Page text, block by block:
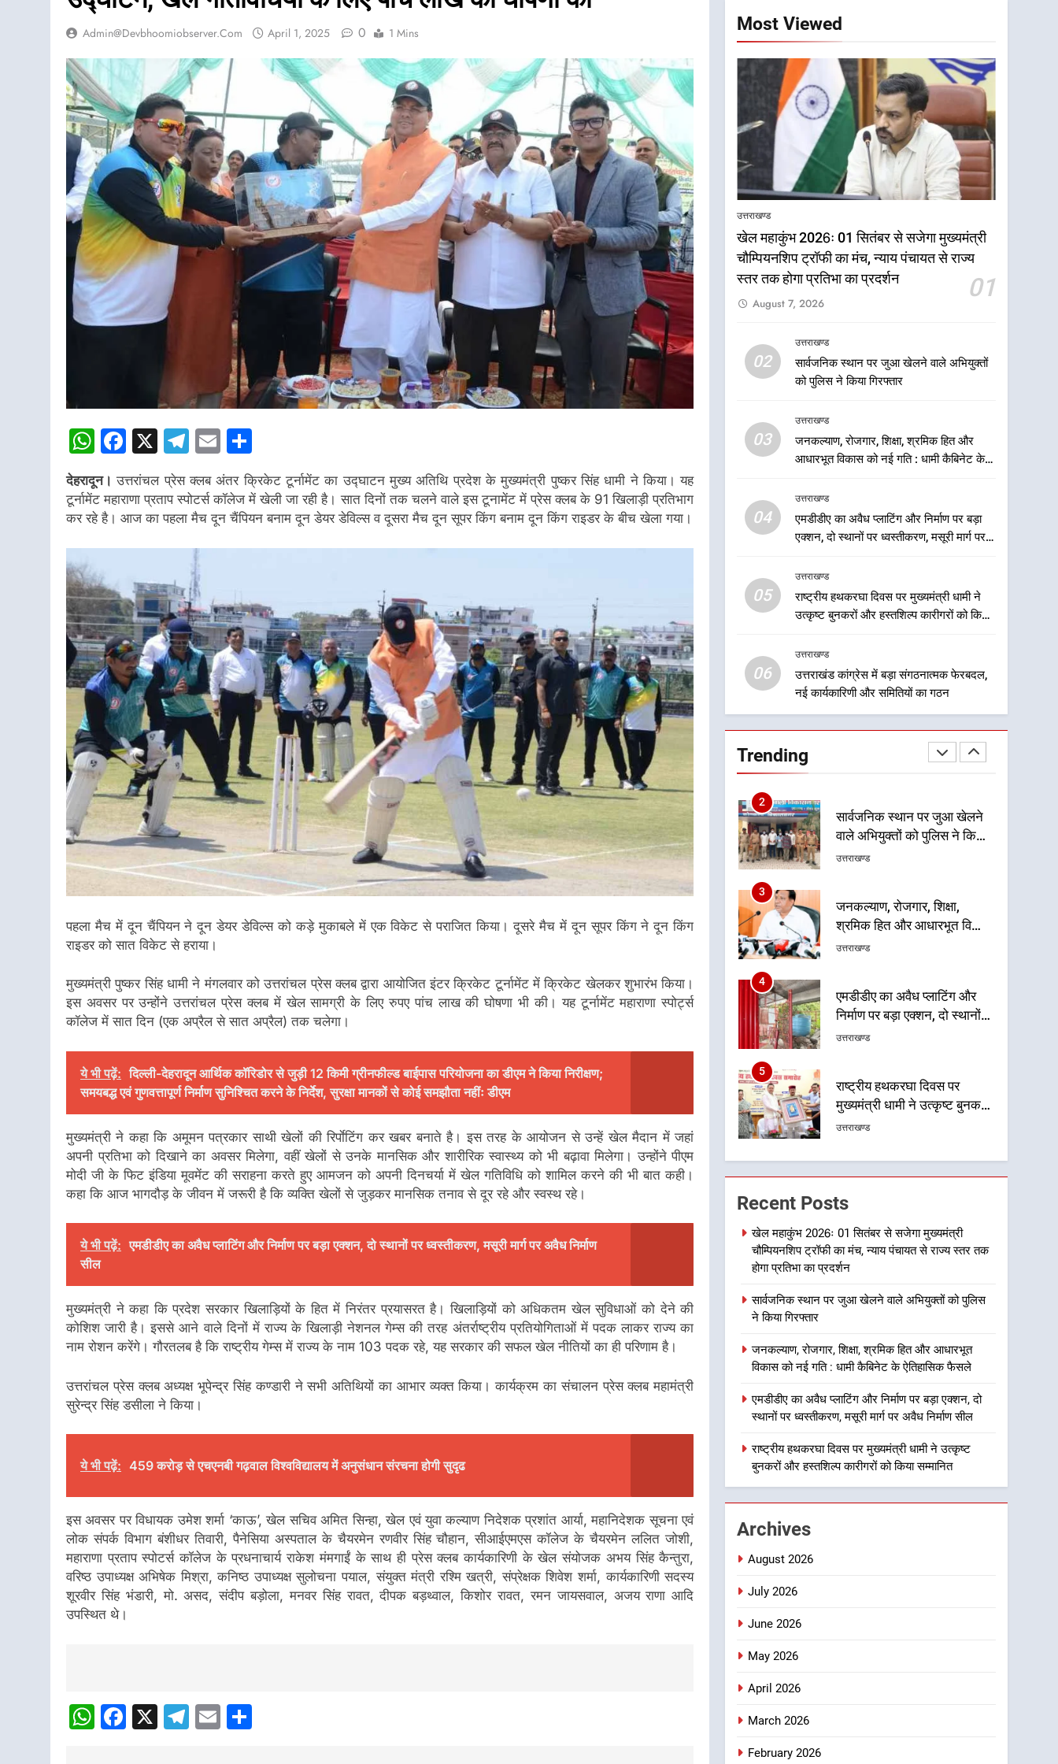
Admin@devbhoomiobserver.com April 1, 2025 0 1 Mins
WhatsApp
Facebook
X Telegram
Email
देहरादून। उत्तरांचल प्रेस क्लब अंतर क्रिकेट टूर्नामेंट का उद्घाटन मुख्य अतिथि प्रदेश के मुख्यमंत्री पुष्कर सिंह धामी ने किया। यह
टूर्नामेंट महाराणा प्रताप स्पोटर्स कॉलेज में खेली जा रही है। सात दिनों तक चलने वाले इस टूनामेंट में प्रेस क्लब के 91 खिलाड़ी प्रतिभाग
कर रहे है। आज का पहला मैच दून चैंपियन बनाम दून डेयर डेविल्स व दूसरा मैच दून सूपर किंग बनाम दून किंग राइडर के बीच खेला गया।
पहला मैच में दून चैंपियन ने दून डेयर डेविल्स को कड़े मुकाबले में एक विकेट से पराजित किया। दूसरे मैच में दून सूपर किंग ने दून किंग
राइडर को सात विकेट से हराया।
मुख्यमंत्री पुष्कर सिंह धामी ने मंगलवार को उत्तरांचल प्रेस क्लब द्वारा आयोजित इंटर क्रिकेट टूर्नामेंट में क्रिकेट खेलकर शुभारंभ किया।
इस अवसर पर उन्होंने उत्तरांचल प्रेस क्लब में खेल सामग्री के लिए रुपए पांच लाख की घोषणा भी की। यह टूर्नामेंट महाराणा स्पोर्ट्स
कॉलेज में सात दिन (एक अप्रैल से सात अप्रैल) तक चलेगा।
ये भी पढ़ें: दिल्ली-देहरादून आर्थिक कॉरिडोर से जुड़ी 12 किमी ग्रीनफील्ड बाईपास परियोजना का डीएम ने किया निरीक्षण;
समयबद्ध एवं गुणवत्तापूर्ण निर्माण सुनिश्चित करने के निर्देश, सुरक्षा मानकों से कोई समझौता नहींः डीएम
मुख्यमंत्री ने कहा कि अमूमन पत्रकार साथी खेलों की रिर्पाेटिंग कर खबर बनाते है। इस तरह के आयोजन से उन्हें खेल मैदान में जहां
अपनी प्रतिभा को दिखाने का अवसर मिलेगा, वहीं खेलों से उनके मानसिक और शारीरिक स्वास्थ्य को भी बढ़ावा मिलेगा। उन्होंने पीएम
मोदी जी के फिट इंडिया मूवमेंट की सराहना करते हुए आमजन को अपनी दिनचर्या में खेल गतिविधि को शामिल करने की भी बात कही।
कहा कि आज भागदौड़ के जीवन में जरूरी है कि व्यक्ति खेलों से जुड़कर मानसिक तनाव से दूर रहे और स्वस्थ रहे।
ये भी पढ़ें: एमडीडीए का अवैध प्लाटिंग और निर्माण पर बड़ा एक्शन, दो स्थानों पर ध्वस्तीकरण, मसूरी मार्ग पर अवैध निर्माण
सील
मुख्यमंत्री ने कहा कि प्रदेश सरकार खिलाड़ियों के हित में निरंतर प्रयासरत है। खिलाड़ियों को अधिकतम खेल सुविधाओं को देने की
कोशिश जारी है। इससे आने वाले दिनों में राज्य के खिलाड़ी नेशनल गेम्स की तरह अंतर्राष्ट्रीय प्रतियोगिताओं में पदक लाकर राज्य का
नाम रोशन करेंगे। गौरतलब है कि राष्ट्रीय गेम्स में राज्य के नाम 103 पदक रहे, यह सरकार की सफल खेल नीतियों का ही परिणाम है।
उत्तरांचल प्रेस क्लब अध्यक्ष भूपेन्द्र सिंह कण्डारी ने सभी अतिथियों का आभार व्यक्त किया। कार्यक्रम का संचालन प्रेस क्लब महामंत्री
सुरेन्द्र सिंह डसीला ने किया।
ये भी पढ़ें: 459 करोड़ से एचएनबी गढ़वाल विश्वविद्यालय में अनुसंधान संरचना होगी सुदृढ
इस अवसर पर विधायक उमेश शर्मा ‘काऊ’, खेल सचिव अमित सिन्हा, खेल एवं युवा कल्याण निदेशक प्रशांत आर्या, महानिदेशक सूचना एवं
लोक संपर्क विभाग बंशीधर तिवारी, पैनेसिया अस्पताल के चैयरमेन रणवीर सिंह चौहान, सीआईएमएस कॉलेज के चैयरमेन ललित जोशी,
महाराणा प्रताप स्पोटर्स कॉलेज के प्रधनाचार्य राकेश मंमगाईं के साथ ही प्रेस क्लब कार्यकारिणी के खेल संयोजक अभय सिंह कैन्तुरा,
वरिष्ठ उपाध्यक्ष अभिषेक मिश्रा, कनिष्ठ उपाध्यक्ष सुलोचना पयाल, संयुक्त मंत्री रश्मि खत्री, संप्रेक्षक शिवेश शर्मा, कार्यकारिणी सदस्य
शूरवीर सिंह भंडारी, मो. असद, संदीप बड़ोला, मनवर सिंह रावत, दीपक बड़थ्वाल, किशोर रावत, रमन जायसवाल, अजय राणा आदि
उपस्थित थे।
Navigation
WhatsApp
Facebook
X Telegram
Email
Most Viewed
उत्तराखण्ड
खेल महाकुंभ 2026ः 01 सितंबर से सजेगा मुख्यमंत्री
चौम्पियनशिप ट्रॉफी का मंच, न्याय पंचायत से राज्य
स्तर तक होगा प्रतिभा का प्रदर्शन
01
August 7, 2026
02
उत्तराखण्ड
सार्वजनिक स्थान पर जुआ खेलने वाले अभियुक्तों
को पुलिस ने किया गिरफ्तार
03
उत्तराखण्ड
जनकल्याण, रोजगार, शिक्षा, श्रमिक हित और
आधारभूत विकास को नई गति : धामी कैबिनेट के
04
उत्तराखण्ड
एमडीडीए का अवैध प्लाटिंग और निर्माण पर बड़ा
एक्शन, दो स्थानों पर ध्वस्तीकरण, मसूरी मार्ग पर
05
उत्तराखण्ड
राष्ट्रीय हथकरघा दिवस पर मुख्यमंत्री धामी ने
उत्कृष्ट बुनकरों और हस्तशिल्प कारीगरों को किया
06
उत्तराखण्ड
उत्तराखंड कांग्रेस में बड़ा संगठनात्मक फेरबदल,
नई कार्यकारिणी और समितियों का गठन
Trending
5
राष्ट्रीय हथकरघा दिवस पर
मुख्यमंत्री धामी ने उत्कृष्ट बुनकरों
6
उत्तराखंड कांग्रेस में बड़ा
संगठनात्मक फेरबदल, नई
7
मुख्यमंत्री धामी बोले- युवाओं को
हजारों पदों पर की जाएगी भर्ती
8
दिल्ली-देहरादून आर्थिक कॉरिडोर
किया निरीक्षण; समयबद्ध एवं
गुणवत्तापूर्ण निर्माण सुनिश्चित करने
ट्रॉफी का मंच, न्याय पंचायत से
राज्य स्तर तक होगा प्रतिभा का
प्रदर्शन
उत्तराखण्ड
2
सार्वजनिक स्थान पर जुआ खेलने
वाले अभियुक्तों को पुलिस ने किया
3
जनकल्याण, रोजगार, शिक्षा,
श्रमिक हित और आधारभूत विकास
को नई गति : धामी कैबिनेट के
उत्तराखण्ड
4
एमडीडीए का अवैध प्लाटिंग और
निर्माण पर बड़ा एक्शन, दो स्थानों
पर ध्वस्तीकरण, मसूरी मार्ग पर
उत्तराखण्ड
5
राष्ट्रीय हथकरघा दिवस पर
मुख्यमंत्री धामी ने उत्कृष्ट बुनकरों
और हस्तशिल्प कारीगरों को किया
उत्तराखण्ड
6
उत्तराखंड कांग्रेस में बड़ा
संगठनात्मक फेरबदल, नई
कार्यकारिणी और समितियों का
उत्तराखण्ड
7
मुख्यमंत्री धामी बोले- युवाओं को
रोजगार देना सरकार की सर्वोच्च
प्राथमिकता, आने वाले महीनों में
हजारों पदों पर की जाएगी भर्ती
8
दिल्ली-देहरादून आर्थिक कॉरिडोर
बाईपास परियोजना का डीएम ने
गुणवत्तापूर्ण निर्माण सुनिश्चित करने
के निर्देश, सुरक्षा मानकों से कोई
उत्तराखण्ड
खेल महाकुंभ 2026ः 01 सितंबर
से सजेगा मुख्यमंत्री चौम्पियनशिप
ट्रॉफी का मंच, न्याय पंचायत से
राज्य स्तर तक होगा प्रतिभा का
उत्तराखण्ड
सार्वजनिक स्थान पर जुआ खेलने
वाले अभियुक्तों को पुलिस ने किया
उत्तराखण्ड
Recent Posts
खेल महाकुंभ 2026ः 01 सितंबर से सजेगा मुख्यमंत्री
चौम्पियनशिप ट्रॉफी का मंच, न्याय पंचायत से राज्य स्तर तक
होगा प्रतिभा का प्रदर्शन
सार्वजनिक स्थान पर जुआ खेलने वाले अभियुक्तों को पुलिस
ने किया गिरफ्तार
जनकल्याण, रोजगार, शिक्षा, श्रमिक हित और आधारभूत
विकास को नई गति : धामी कैबिनेट के ऐतिहासिक फैसले
एमडीडीए का अवैध प्लाटिंग और निर्माण पर बड़ा एक्शन, दो
स्थानों पर ध्वस्तीकरण, मसूरी मार्ग पर अवैध निर्माण सील
राष्ट्रीय हथकरघा दिवस पर मुख्यमंत्री धामी ने उत्कृष्ट
बुनकरों और हस्तशिल्प कारीगरों को किया सम्मानित
Archives
August 2026
July 2026
June 2026
May 2026
April 2026
March 2026
February 2026